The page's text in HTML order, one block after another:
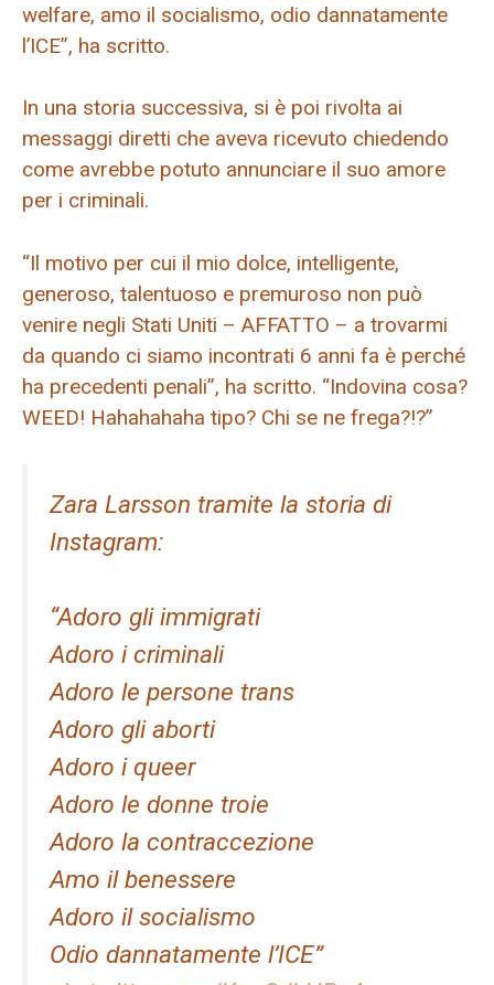
welfare, amo il socialismo, odio dannatamente
l’ICE”, ha scritto.
In una storia successiva, si è poi rivolta ai
messaggi diretti che aveva ricevuto chiedendo
come avrebbe potuto annunciare il suo amore
per i criminali.
“Il motivo per cui il mio dolce, intelligente,
generoso, talentuoso e premuroso non può
venire negli Stati Uniti – AFFATTO – a trovarmi
da quando ci siamo incontrati 6 anni fa è perché
ha precedenti penali”, ha scritto. “Indovina cosa?
WEED! Hahahahaha tipo? Chi se ne frega?!?”
Zara Larsson tramite la storia di
Instagram:
“Adoro gli immigrati
Adoro i criminali
Adoro le persone trans
Adoro gli aborti
Adoro i queer
Adoro le donne troie
Adoro la contraccezione
Amo il benessere
Adoro il socialismo
Odio dannatamente l’ICE”